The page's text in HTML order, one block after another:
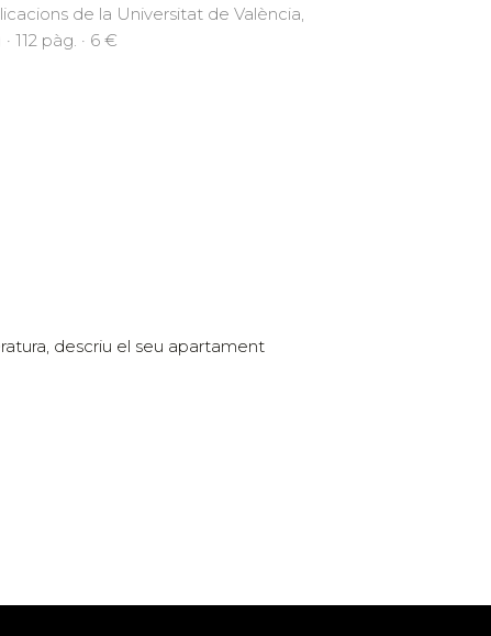
de la Universitat de València,
· 112 pàg. · 6 €
descriu el seu apartament